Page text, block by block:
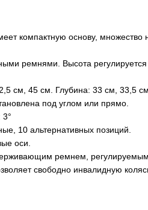
компактную основу, множество
ремнями. Высота
см, 45 см. Глубина: 33 см, 33,5
под углом или прямо.
3°
10 альтернативных позиций.
оси.
ремнем,
свободно инвалидную